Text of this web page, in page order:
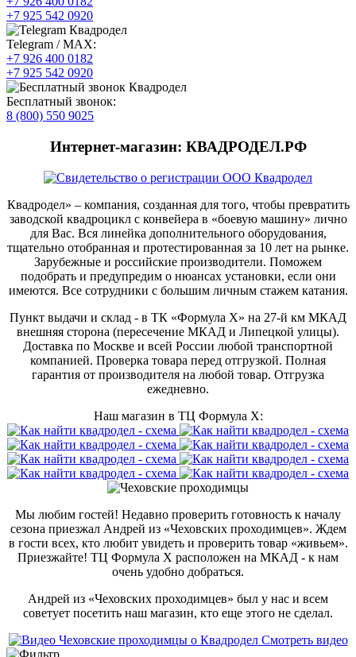
+7 925 542 0920
Telegram / MAX:
+7 926 400 0182
+7 925 542 0920
Бесплатный звонок:
8 (800) 550 9025
Интернет-магазин: КВАДРОДЕЛ.РФ
Квадродел» – компания, созданная для того, чтобы превратить
заводской квадроцикл с конвейера в «боевую машину» лично
для Вас. Вся линейка дополнительного оборудования,
тщательно отобранная и протестированная за 10 лет на рынке.
Зарубежные и российские производители. Поможем
подобрать и предупредим о нюансах установки, если они
имеются. Все сотрудники с большим личным стажем катания.
Пункт выдачи и склад - в ТК «Формула X» на 27-й км МКАД
внешняя сторона (пересечение МКАД и Липецкой улицы).
Доставка по Москве и всей России любой транспортной
компанией. Проверка товара перед отгрузкой. Полная
гарантия от производителя на любой товар. Отгрузка
ежедневно.
Наш магазин в ТЦ Формула Х:
Мы любим гостей! Недавно проверить готовность к началу
сезона приезжал Андрей из «Чеховских проходимцев». Ждем
в гости всех, кто любит увидеть и проверить товар «живьем».
Приезжайте! ТЦ Формула Х расположен на МКАД - к нам
очень удобно добраться.
Андрей из «Чеховских проходимцев» был у нас и всем
советует посетить наш магазин, кто еще этого не сделал.
Смотреть видео